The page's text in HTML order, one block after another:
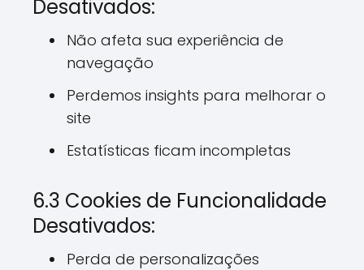
Desativados:
Não afeta sua experiência de
navegação
Perdemos insights para melhorar o
site
Estatísticas ficam incompletas
6.3 Cookies de Funcionalidade
Desativados:
Perda de personalizações